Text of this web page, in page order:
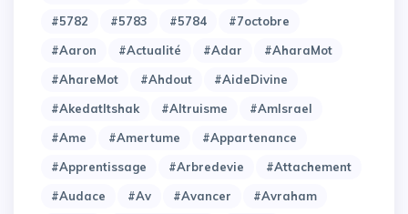
#5782
#5783 #5784
#7octobre
#Aaron
#Actualité #Adar
#AharaMot
#AhareMot
#Ahdout
#AideDivine
#AkedatItshak
#Altruisme
#AmIsrael
#Ame
#Amertume
#Appartenance
#Apprentissage
#Arbredevie
#Attachement
#Audace
#Av #Avancer
#Avraham